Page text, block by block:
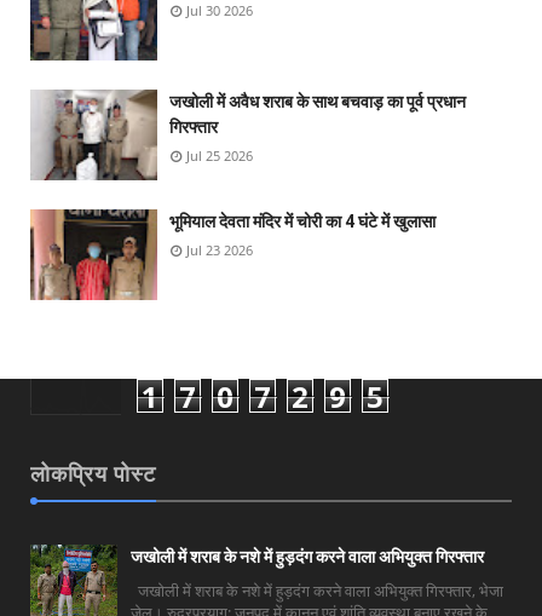
Jul 30 2026
जखोली में अवैध शराब के साथ बचवाड़ का पूर्व प्रधान
गिरफ्तार
Jul 25 2026
भूमियाल देवता मंदिर में चोरी का 4 घंटे में खुलासा
Jul 23 2026
1 7 0 7 2 9 5
लोकप्रिय पोस्ट
जखोली में शराब के नशे में हुड़दंग करने वाला अभियुक्त गिरफ्तार
जखोली में शराब के नशे में हुड़दंग करने वाला अभियुक्त गिरफ्तार, भेजा